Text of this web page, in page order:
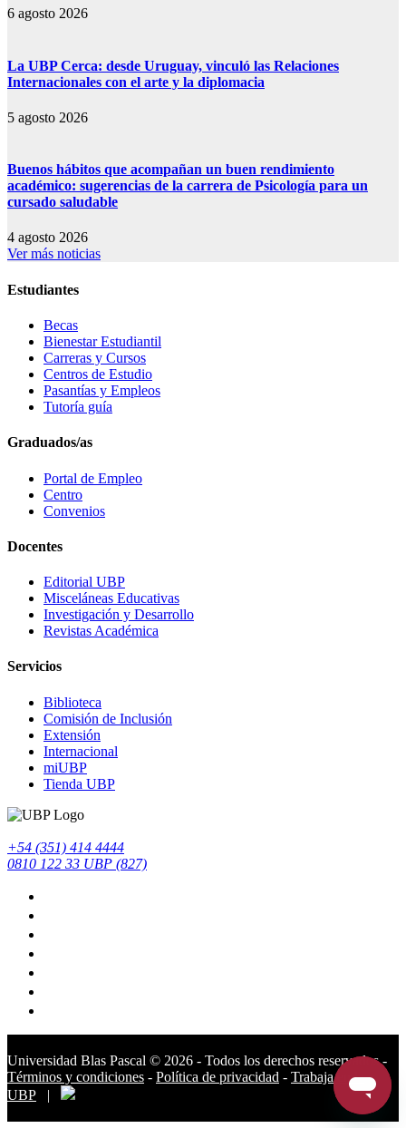
6 agosto 2026
La UBP Cerca: desde Uruguay, vinculó las Relaciones
Internacionales con el arte y la diplomacia
5 agosto 2026
Buenos hábitos que acompañan un buen rendimiento
académico: sugerencias de la carrera de Psicología para un
cursado saludable
4 agosto 2026
Ver más noticias
Estudiantes
Becas
Bienestar Estudiantil
Carreras y Cursos
Centros de Estudio
Pasantías y Empleos
Tutoría guía
Graduados/as
Portal de Empleo
Centro
Convenios
Docentes
Editorial UBP
Misceláneas Educativas
Investigación y Desarrollo
Revistas Académica
Servicios
Biblioteca
Comisión de Inclusión
Extensión
Internacional
miUBP
Tienda UBP
+54 (351) 414 4444
0810 122 33 UBP (827)
Universidad Blas Pascal ©️ 2026 - Todos los derechos reservados -
Términos y condiciones - Política de privacidad - Trabaja en la
UBP |